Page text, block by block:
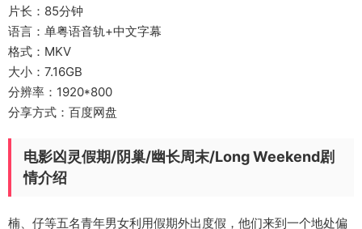
片长：85分钟
语言：单粤语音轨+中文字幕
格式：MKV
大小：7.16GB
分辨率：1920*800
分享方式：百度网盘
电影凶灵假期/阴巢/幽长周末/Long Weekend剧
情介绍
楠、仔等五名青年男女利用假期外出度假，他们来到一个地处偏